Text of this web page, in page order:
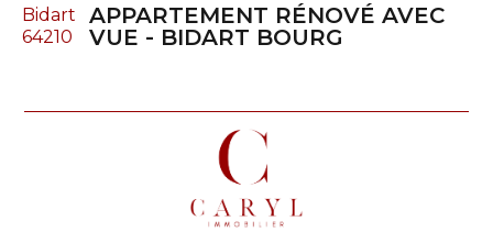
Bidart
64210
APPARTEMENT RÉNOVÉ AVEC
VUE - BIDART BOURG